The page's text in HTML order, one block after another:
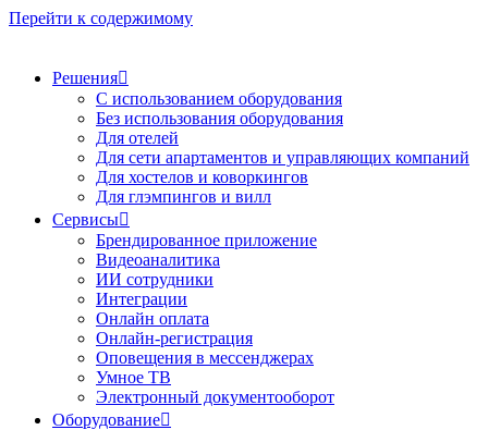
Перейти к содержимому
Решения
С использованием оборудования
Без использования оборудования
Для отелей
Для сети апартаментов и управляющих компаний
Для хостелов и коворкингов
Для глэмпингов и вилл
Сервисы
Брендированное приложение
Видеоаналитика
ИИ сотрудники
Интеграции​​​​​​​
Онлайн оплата
Онлайн-регистрация
Оповещения в мессенджерах
Умное ТВ
Электронный документооборот
Оборудование